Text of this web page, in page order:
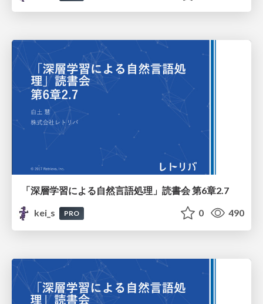
「深層学習による自然言語処理」読書会 第6章2.7
kei_s
PRO 0 490